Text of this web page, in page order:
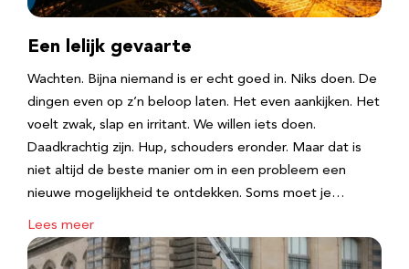
Een lelijk gevaarte
Wachten. Bijna niemand is er echt goed in. Niks doen. De
dingen even op z’n beloop laten. Het even aankijken. Het
voelt zwak, slap en irritant. We willen iets doen.
Daadkrachtig zijn. Hup, schouders eronder. Maar dat is
niet altijd de beste manier om in een probleem een
nieuwe mogelijkheid te ontdekken. Soms moet je…
Lees meer